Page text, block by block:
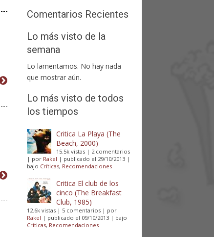
Comentarios Recientes
Lo más visto de la
semana
Lo lamentamos. No hay nada
que mostrar aún.
Lo más visto de todos
los tiempos
Critica La Playa (The
Beach, 2000)
15.5k vistas | 2 comentarios
| por Rakel | publicado el 29/10/2013 |
bajo Críticas, Recomendaciones
Critica El club de los
cinco (The Breakfast
Club, 1985)
12.6k vistas | 5 comentarios | por
Rakel | publicado el 09/10/2013 | bajo
Críticas, Recomendaciones